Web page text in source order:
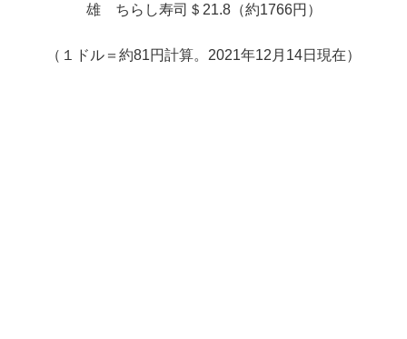
雄 ちらし寿司＄21.8（約1766円）
（１ドル＝約81円計算。2021年12月14日現在）